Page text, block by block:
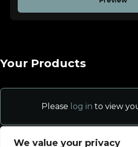
We value your privacy
Your Products
Please log in to view